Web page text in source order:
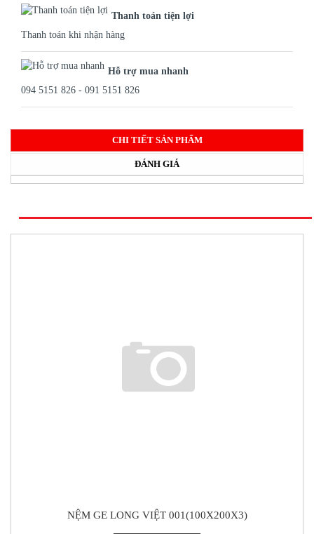
Thanh toán tiện lợi
Thanh toán khi nhận hàng
Hỗ trợ mua nhanh
094 5151 826 - 091 5151 826
CHI TIẾT SẢN PHẨM
ĐÁNH GIÁ
NỆM GE LONG VIỆT 001(100X200X3)